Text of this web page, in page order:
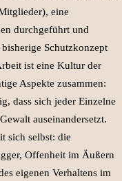
eine
durchgeführt und
Schutzkonzept
ist eine Kultur der
Aspekte zusammen:
dass sich jeder Einzelne
auseinandersetzt.
sich selbst: die
Offenheit im Äußern
eigenen Verhaltens im